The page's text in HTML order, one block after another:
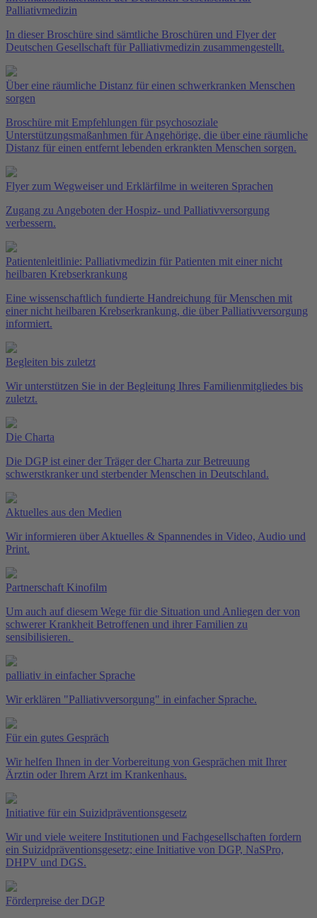
Palliativmedizin
In dieser Broschüre sind sämtliche Broschüren und Flyer der
Deutschen Gesellschaft für Palliativmedizin zusammengestellt.
Über eine räumliche Distanz für einen schwerkranken Menschen
sorgen
Broschüre mit Empfehlungen für psychosoziale
Unterstützungsmaßanhmen für Angehörige, die über eine räumliche
Distanz für einen entfernt lebenden erkrankten Menschen sorgen.
Flyer zum Wegweiser und Erklärfilme in weiteren Sprachen
Zugang zu Angeboten der Hospiz- und Palliativversorgung
verbessern.
Patientenleitlinie: Palliativmedizin für Patienten mit einer nicht
heilbaren Krebserkrankung
Eine wissenschaftlich fundierte Handreichung für Menschen mit
einer nicht heilbaren Krebserkrankung, die über Palliativversorgung
informiert.
Begleiten bis zuletzt
Wir unterstützen Sie in der Begleitung Ihres Familienmitgliedes bis
zuletzt.
Die Charta
Die DGP ist einer der Träger der Charta zur Betreuung
schwerstkranker und sterbender Menschen in Deutschland.
Aktuelles aus den Medien
Wir informieren über Aktuelles & Spannendes in Video, Audio und
Print.
Partnerschaft Kinofilm
Um auch auf diesem Wege für die Situation und Anliegen der von
schwerer Krankheit Betroffenen und ihrer Familien zu
sensibilisieren.
palliativ in einfacher Sprache
Wir erklären "Palliativversorgung" in einfacher Sprache.
Für ein gutes Gespräch
Wir helfen Ihnen in der Vorbereitung von Gesprächen mit Ihrer
Ärztin oder Ihrem Arzt im Krankenhaus.
Initiative für ein Suizidpräventionsgesetz
Wir und viele weitere Institutionen und Fachgesellschaften fordern
ein Suizidpräventionsgesetz; eine Initiative von DGP, NaSPro,
DHPV und DGS.
Förderpreise der DGP